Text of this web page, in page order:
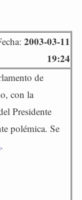
2003-03-11
19:24
de
con la
Presidente
polémica. Se
.